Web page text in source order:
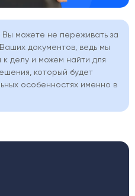
можете не переживать за
документов, ведь мы
делу и можем найти для
который будет
особенностях именно в